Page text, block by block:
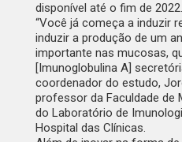
disponível até o fim de 2022.
“Você já começa a induzir
induzir a produção de um
importante nas mucosas,
[Imunoglobulina A]
coordenador do estudo,
professor da Faculdade de
do Laboratório de
Hospital das Clínicas.